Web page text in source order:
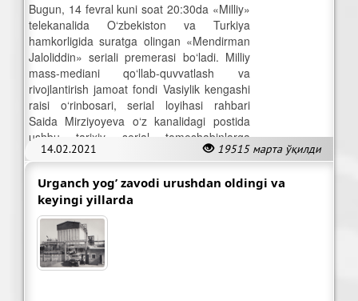
14.02.2021 19515 марта ўқилди
Bugun, 14 fevral kuni soat 20:30da «Milliy»
telekanalida O‘zbekiston va Turkiya
hamkorligida suratga olingan «Mendirman
Jaloliddin» seriali premerasi bo‘ladi. Milliy
mass-mediani qo‘llab-quvvatlash va
rivojlantirish jamoat fondi Vasiylik kengashi
raisi o‘rinbosari, serial loyihasi rahbari
Saida Mirziyoyeva o‘z kanalidagi postida
ushbu tarixiy serial tomoshabinlarga
manzur kelishiga ishonch bildirdi.
Urganch yog’ zavodi urushdan oldingi va
keyingi yillarda